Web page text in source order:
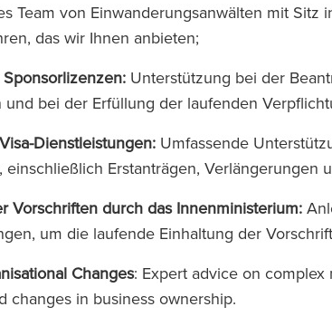
Team von Einwanderungsanwälten mit Sitz
das wir Ihnen anbieten;
Unterstützung bei der
und bei der Erfüllung der laufenden
Dienstleistungen: Umfassende
einschließlich Erstanträgen, Verlängerungen
Vorschriften durch das Innenministerium:
um die laufende Einhaltung der
Changes: Expert advice on complex
changes in business ownership.